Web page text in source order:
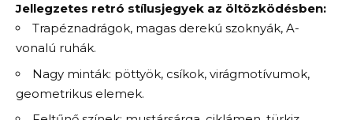
Jellegzetes retró stílusjegyek az öltözködésben:
Trapéznadrágok, magas derekú szoknyák, A-
vonalú ruhák.
Nagy minták: pöttyök, csíkok, virágmotívumok,
geometrikus elemek.